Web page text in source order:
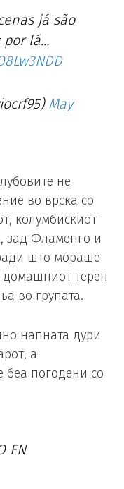
já são
por lá…
May
не
во врска со
колумбискиот
зад Фламенго и
што мораше
домашниот терен
во групата.
напната дури
а
беа погодени со
EN